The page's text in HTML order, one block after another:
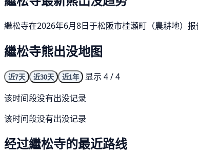
繼松寺在2026年6月8日于松阪市桂瀬町（農耕地）
繼松寺熊出没地图
近7天 近30天 近1年
显示 4 / 4
该时间段没有出没记录
该时间段没有出没记录
经过繼松寺的最近路线